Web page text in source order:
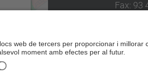
Fax: 93